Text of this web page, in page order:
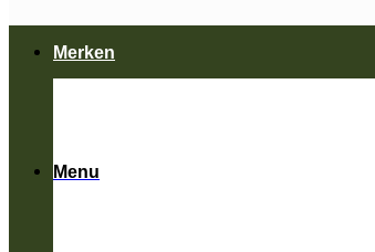
Menu
Merken